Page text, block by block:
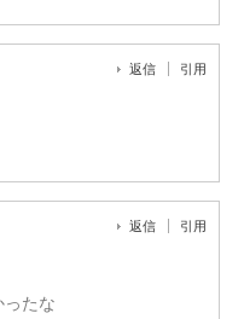
返信 引用
返信 引用
たな